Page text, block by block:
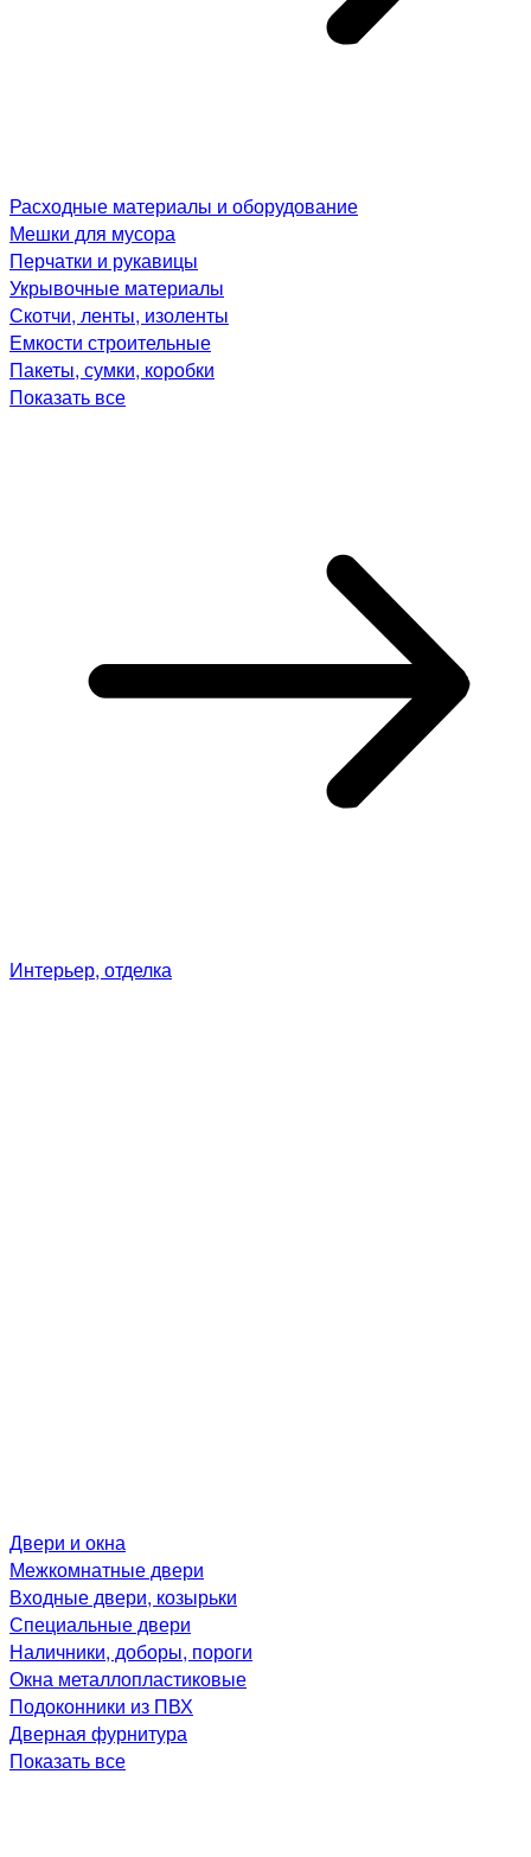
Расходные материалы и оборудование
Мешки для мусора
Перчатки и рукавицы
Укрывочные материалы
Скотчи, ленты, изоленты
Емкости строительные
Пакеты, сумки, коробки
Показать все
Интерьер, отделка
Двери и окна
Межкомнатные двери
Входные двери, козырьки
Специальные двери
Наличники, доборы, пороги
Окна металлопластиковые
Подоконники из ПВХ
Дверная фурнитура
Показать все